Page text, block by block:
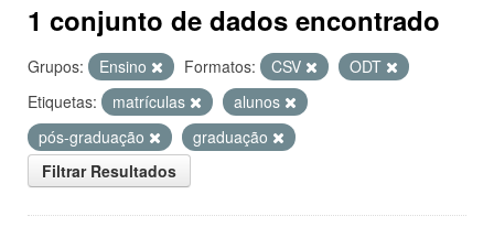
1 conjunto de dados encontrado
Grupos: Ensino Formatos: CSV
ODT
Etiquetas:
matrículas
alunos
pós-graduação
graduação
Filtrar Resultados